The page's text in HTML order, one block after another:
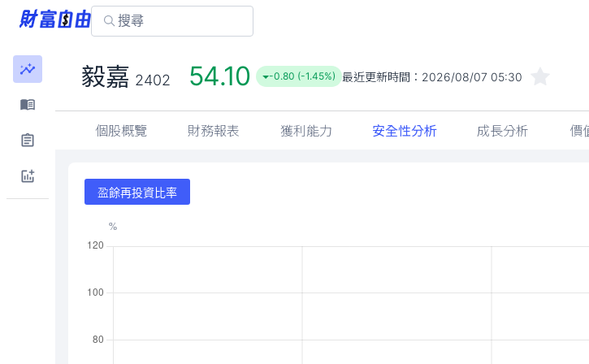
毅嘉 2402 54.10 -0.80 (-1.45%) 最近更新時間： 2026/08/07 05:30
個股概覽 財務報表 獲利能力 安全性分析 成長分析 價
盈餘再投資比率